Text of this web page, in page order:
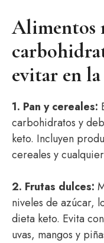
Alimentos
evitar en
1. Pan y cereales:
carbohidratos y
keto. Incluyen
cereales y
2. Frutas dulces:
niveles de azúcar,
dieta keto. Evita
uvas, mangos y